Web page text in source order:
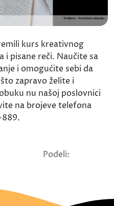
kurs kreativnog
i pisane reči. Naučite sa
i omogućite sebi da
zapravo želite i
nu našoj poslovnici
na brojeve telefona
Podeli: